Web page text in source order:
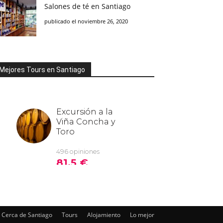
Salones de té en Santiago
publicado el noviembre 26, 2020
Mejores Tours en Santiago
Cerca de Santiago Tours Alojamiento Lo mejor